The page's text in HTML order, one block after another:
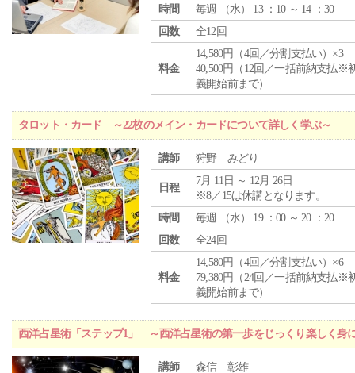
時間
毎週 （水） 13 ：10 ～ 14 ：30
回数
全12回
料金
14,580円（4回／分割支払い）×3
40,500円（12回／一括前納支払※
義開始前まで）
タロット・カード ～22枚のメイン・カードについて詳しく学ぶ～
講師 狩野 みどり
日程
7月 11日 ～ 12月 26日
※8／15は休講となります。
時間
毎週 （水） 19 ：00 ～ 20 ：20
回数
全24回
料金
14,580円（4回／分割支払い）×6
79,380円（24回／一括前納支払※
義開始前まで）
西洋占星術「ステップ1」 ～西洋占星術の第一歩をじっくり楽しく身
講師 森信 彰雄